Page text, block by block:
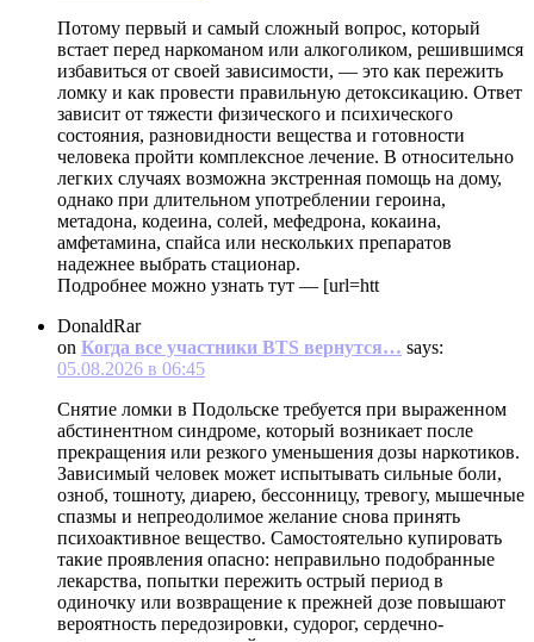
Потому первый и самый сложный вопрос, который
встает перед наркоманом или алкоголиком, решившимся
избавиться от своей зависимости, — это как пережить
ломку и как провести правильную детоксикацию. Ответ
зависит от тяжести физического и психического
состояния, разновидности вещества и готовности
человека пройти комплексное лечение. В относительно
легких случаях возможна экстренная помощь на дому,
однако при длительном употреблении героина,
метадона, кодеина, солей, мефедрона, кокаина,
амфетамина, спайса или нескольких препаратов
надежнее выбрать стационар.
Подробнее можно узнать тут — [url=htt
DonaldRar
on Когда все участники BTS вернутся… says:
05.08.2026 в 06:45
Снятие ломки в Подольске требуется при выраженном
абстинентном синдроме, который возникает после
прекращения или резкого уменьшения дозы наркотиков.
Зависимый человек может испытывать сильные боли,
озноб, тошноту, диарею, бессонницу, тревогу, мышечные
спазмы и непреодолимое желание снова принять
психоактивное вещество. Самостоятельно купировать
такие проявления опасно: неправильно подобранные
лекарства, попытки пережить острый период в
одиночку или возвращение к прежней дозе повышают
вероятность передозировки, судорог, сердечно-